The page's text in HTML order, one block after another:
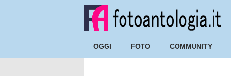
OGGI FOTO COMMUNITY